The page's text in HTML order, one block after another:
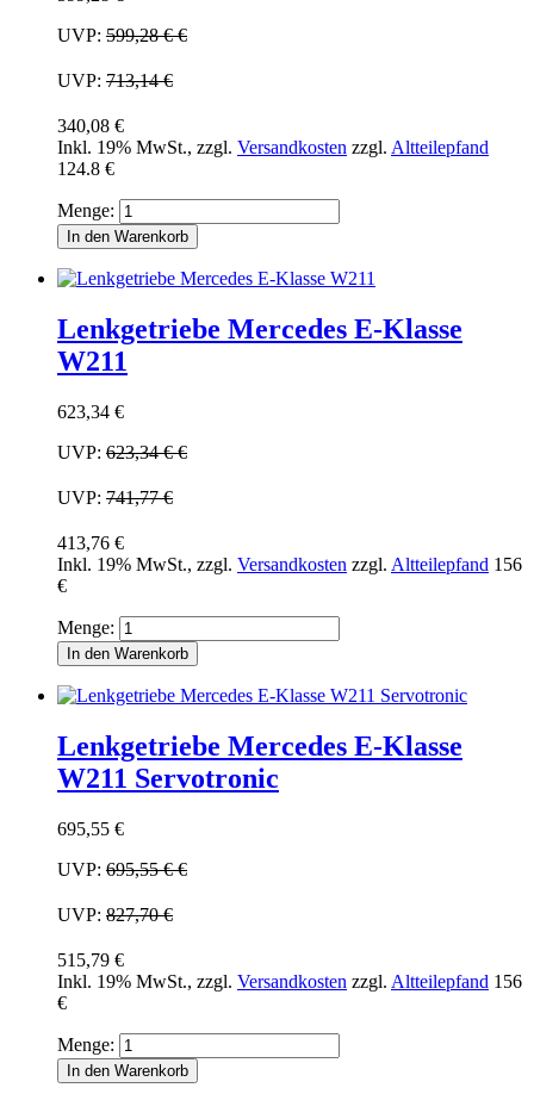
UVP: 599,28 €€
UVP: 713,14 €
340,08 €
Inkl. 19% MwSt., zzgl. Versandkosten zzgl. Altteilepfand
124.8 €
Menge:
In den Warenkorb
Lenkgetriebe Mercedes E-Klasse
W211
623,34 €
UVP: 623,34 €€
UVP: 741,77 €
413,76 €
Inkl. 19% MwSt., zzgl. Versandkosten zzgl. Altteilepfand 156
€
Menge:
In den Warenkorb
Lenkgetriebe Mercedes E-Klasse
W211 Servotronic
695,55 €
UVP: 695,55 €€
UVP: 827,70 €
515,79 €
Inkl. 19% MwSt., zzgl. Versandkosten zzgl. Altteilepfand 156
€
Menge:
In den Warenkorb